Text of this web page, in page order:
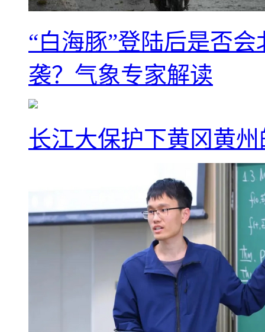
“白海豚”登陆后是否
袭？气象专家解读
长江大保护下黄冈黄